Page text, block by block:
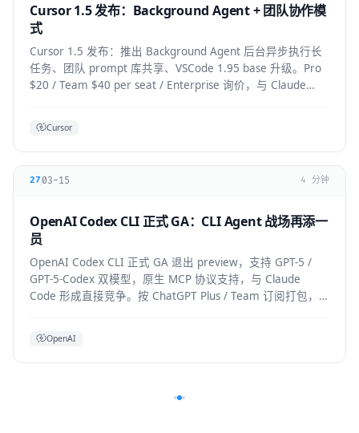
Cursor 1.5 发布：Background Agent + 团队协作模
式
Cursor 1.5 发布：推出 Background Agent 后台异步执行长
任务、团队 prompt 库共享、VSCode 1.95 base 升级。Pro
$20 / Team $40 per seat / Enterprise 询价，与 Claude
Cursor
27 03-15 4 分钟
OpenAI Codex CLI 正式 GA：CLI Agent 战场再添一
员
OpenAI Codex CLI 正式 GA 退出 preview，支持 GPT-5 /
GPT-5-Codex 双模型，原生 MCP 协议支持，与 Claude
Code 形成直接竞争。按 ChatGPT Plus / Team 订阅打包，
OpenAI